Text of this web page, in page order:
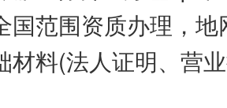
国范围资质办理，
材料(法人证明、营